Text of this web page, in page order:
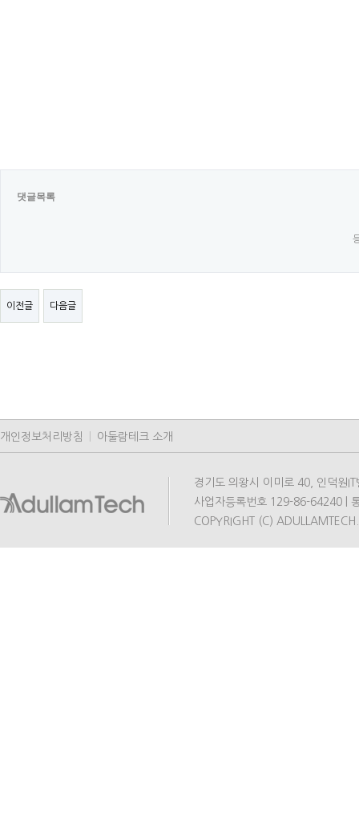
댓글목록
이전글 다음글
개인정보처리방침 아둘람테크 소개
경기도 의왕시 이미로 40, 인덕원
사업자등록번호 129-86-64240 |
COPYRIGHT (C)